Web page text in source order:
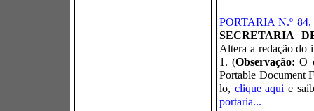
PORTARIA N.º
SECRETARIA
Altera a redação do
1. (Observação: O
Portable Document
lo, clique aqui e
portaria...